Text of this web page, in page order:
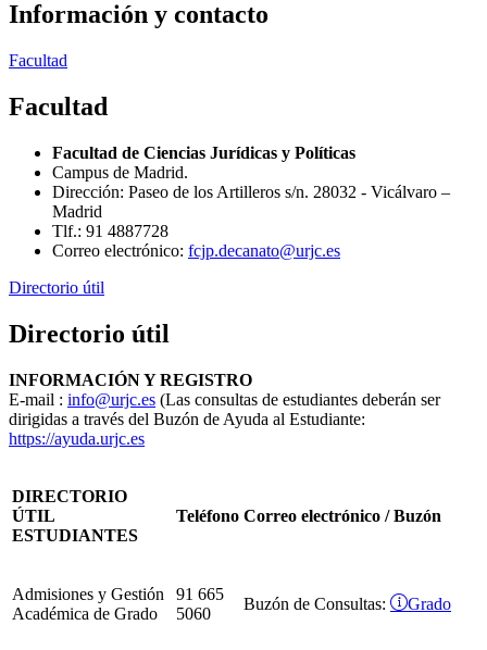
Información y contacto
Facultad
Facultad
Facultad de Ciencias Jurídicas y Políticas
Campus de Madrid.
Dirección: Paseo de los Artilleros s/n. 28032 - Vicálvaro –
Madrid
Tlf.: 91 4887728
Correo electrónico: fcjp.decanato@urjc.es
Directorio útil
Directorio útil
INFORMACIÓN Y REGISTRO
E-mail : info@urjc.es (Las consultas de estudiantes deberán ser
dirigidas a través del Buzón de Ayuda al Estudiante:
https://ayuda.urjc.es
DIRECTORIO
ÚTIL
ESTUDIANTES
Teléfono Correo electrónico / Buzón
Admisiones y Gestión
Académica de Grado
91 665
5060
Buzón de Consultas: Grado